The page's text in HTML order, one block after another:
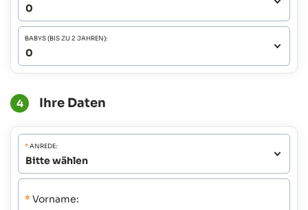
BABYS (BIS ZU 2 JAHREN):
4 Ihre Daten
*ANREDE:
* Vorname: